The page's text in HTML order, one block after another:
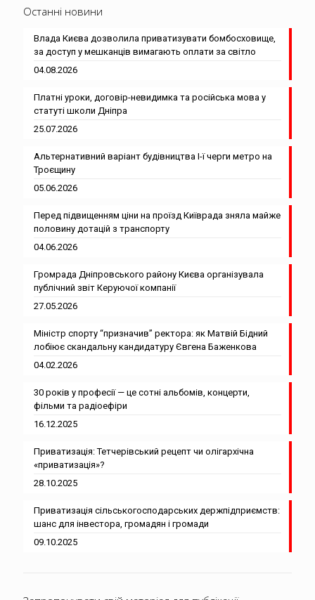
Останні новини
Влада Києва дозволила приватизувати бомбосховище,
за доступ у мешканців вимагають оплати за світло
04.08.2026
Платні уроки, договір-невидимка та російська мова у
статуті школи Дніпра
25.07.2026
Альтернативний варіант будівництва І-ї черги метро на
Троєщину
05.06.2026
Перед підвищенням ціни на проїзд Київрада зняла майже
половину дотацій з транспорту
04.06.2026
Громрада Дніпровського району Києва організувала
публічний звіт Керуючої компанії
27.05.2026
Міністр спорту “призначив” ректора: як Матвій Бідний
лобіює скандальну кандидатуру Євгена Баженкова
04.02.2026
30 років у професії — це сотні альбомів, концерти,
фільми та радіоефіри
16.12.2025
Приватизація: Тетчерівський рецепт чи олігархічна
«приватизація»?
28.10.2025
Приватизація сільськогосподарських держпідприємств:
шанс для інвестора, громадян і громади
09.10.2025